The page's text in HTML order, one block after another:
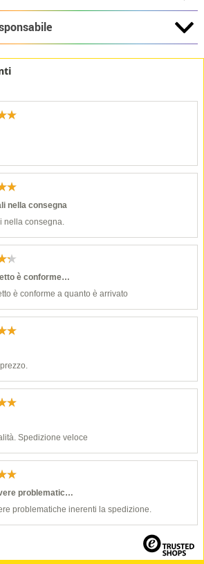
nella consegna
nella consegna.
è conforme…
è conforme a quanto è arrivato
Spedizione veloce
problematic…
problematiche inerenti la spedizione.